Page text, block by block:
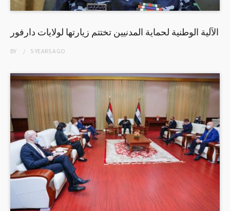
الآلية الوطنية لحماية المدنيين تختتم زيارتها لولايات دارفور
BY 5 YEARSAGO